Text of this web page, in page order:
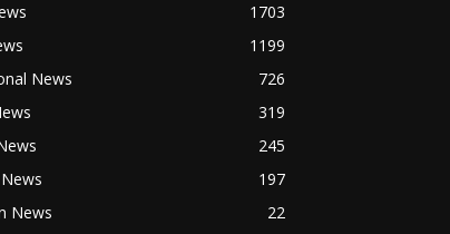
1703
1199
News
726
319
245
197
News
22